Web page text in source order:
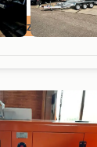
inzetbaar!